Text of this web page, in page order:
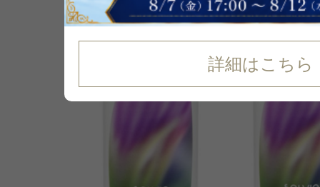
詳細はこちら